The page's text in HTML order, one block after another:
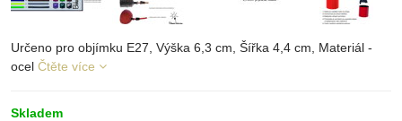
Určeno pro objímku E27, Výška 6,3 cm, Šířka 4,4 cm, Materiál -
ocel Čtěte více
Skladem